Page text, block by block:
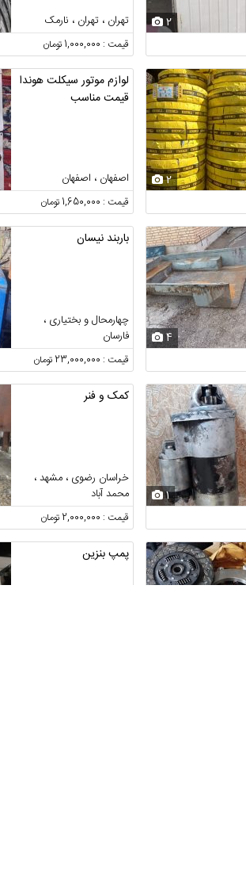
2 تهران ، تهران ، نارمک
قیمت : 1,000,000 تومان
2
لوازم موتور سیکلت هوندا
قیمت مناسب
اصفهان ، اصفهان
قیمت : 1,650,000 تومان
4
باربند نیسان
چهارمحال و بختیاری ،
فارسان
قیمت : 23,000,000 تومان
1
کمک و فنر
خراسان رضوی ، مشهد ،
محمد آباد
قیمت : 2,000,000 تومان
پمپ بنزین